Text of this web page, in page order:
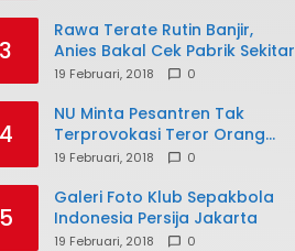
3
Rawa Terate Rutin Banjir,
Anies Bakal Cek Pabrik Sekitar
19 Februari, 2018 0
4
NU Minta Pesantren Tak
Terprovokasi Teror Orang
Gila
19 Februari, 2018 0
5
Galeri Foto Klub Sepakbola
Indonesia Persija Jakarta
19 Februari, 2018 0